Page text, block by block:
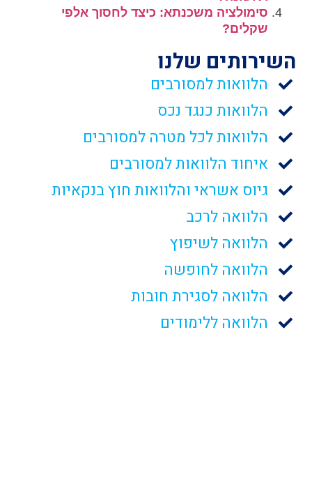
סימולציה משכנתא: כיצד לחסוך אלפי
שקלים?
השירותים שלנו
הלוואות למסורבים
הלוואות כנגד נכס
הלוואות לכל מטרה למסורבים
איחוד הלוואות למסורבים
גיוס אשראי והלוואות חוץ בנקאיות
הלוואה לרכב
הלוואה לשיפוץ
הלוואה לחופשה
הלוואה לסגירת חובות
הלוואה ללימודים